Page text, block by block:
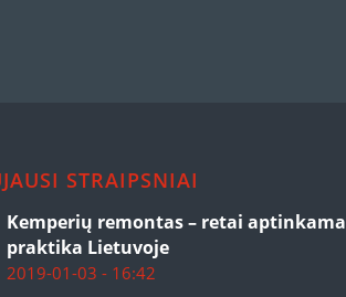
STRAIPSNIAI
Kemperių remontas – retai aptinkama
praktika Lietuvoje
2019-01-03 - 16:42